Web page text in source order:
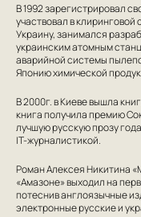
В 1992 зарегистрировал
участвовал в клиринговой
Украину, занимался
украинским атомным
аварийной системы
Японию химической
В 2000г. в Киеве вышла
книга получила премию
лучшую русскую прозу
IT-журналистикой.
Роман Алексея Никитина
«Амазоне» выходил на
потеснив англоязычные
электронные русские и